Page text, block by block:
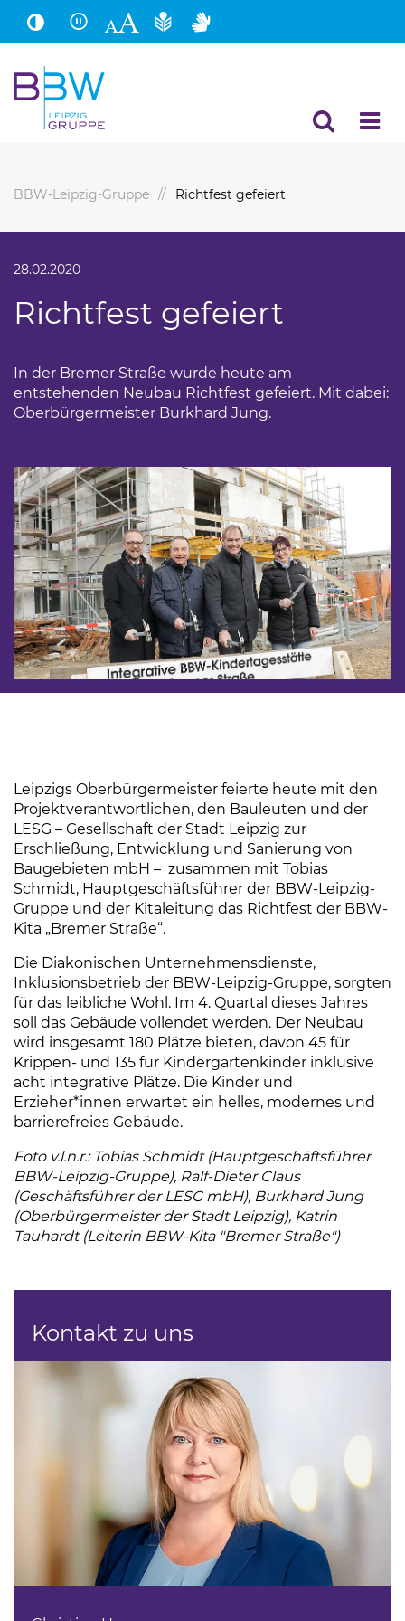
Hauptinhalt
Fußbereich
BBW-Leipzig-Gruppe Richtfest gefeiert
28.02.2020
Richtfest gefeiert
In der Bremer Straße wurde heute am
entstehenden Neubau Richtfest gefeiert. Mit dabei:
Oberbürgermeister Burkhard Jung.
Leipzigs Oberbürgermeister feierte heute mit den
Projektverantwortlichen, den Bauleuten und der
LESG – Gesellschaft der Stadt Leipzig zur
Erschließung, Entwicklung und Sanierung von
Baugebieten mbH – zusammen mit Tobias
Schmidt, Hauptgeschäftsführer der BBW-Leipzig-
Gruppe und der Kitaleitung das Richtfest der BBW-
Kita „Bremer Straße“.
Die Diakonischen Unternehmensdienste,
Inklusionsbetrieb der BBW-Leipzig-Gruppe, sorgten
für das leibliche Wohl. Im 4. Quartal dieses Jahres
soll das Gebäude vollendet werden. Der Neubau
wird insgesamt 180 Plätze bieten, davon 45 für
Krippen- und 135 für Kindergartenkinder inklusive
acht integrative Plätze. Die Kinder und
Erzieher*innen erwartet ein helles, modernes und
barrierefreies Gebäude.
Foto v.l.n.r.: Tobias Schmidt (Hauptgeschäftsführer
BBW-Leipzig-Gruppe), Ralf-Dieter Claus
(Geschäftsführer der LESG mbH), Burkhard Jung
(Oberbürgermeister der Stadt Leipzig), Katrin
Tauhardt (Leiterin BBW-Kita "Bremer Straße")
Kontakt zu uns